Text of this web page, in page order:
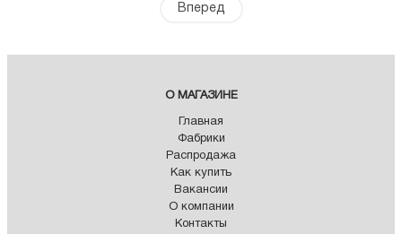
Вперед
О МАГАЗИНЕ
Главная
Фабрики
Распродажа
Как купить
Вакансии
О компании
Контакты